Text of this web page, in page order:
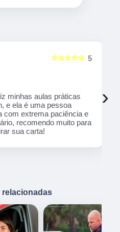
5
☆☆☆☆☆
minhas aulas práticas
e ela é uma pessoa
com extrema paciência e
recomendo muito para
sua carta!
›
relacionadas